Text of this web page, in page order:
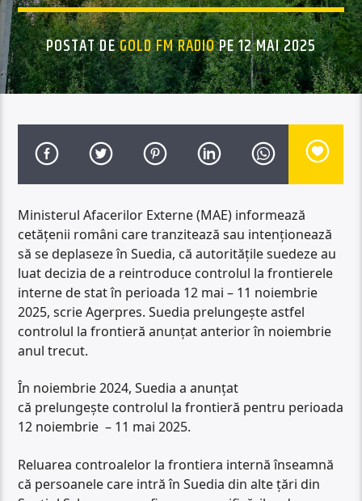
POSTAT DEGOLD FM RADIOPE 12 MAI 2025
Ministerul Afacerilor Externe (MAE) informează
cetăţenii români care tranzitează sau intenţionează
să se deplaseze în Suedia, că autorităţile suedeze au
luat decizia de a reintroduce controlul la frontierele
interne de stat în perioada 12 mai – 11 noiembrie
2025, scrie Agerpres. Suedia prelungește astfel
controlul la frontieră anunțat anterior în noiembrie
anul trecut.
În noiembrie 2024, Suedia a anunțat
că prelungește controlul la frontieră pentru perioada
12 noiembrie – 11 mai 2025.
Reluarea controalelor la frontiera internă înseamnă
că persoanele care intră în Suedia din alte țări din